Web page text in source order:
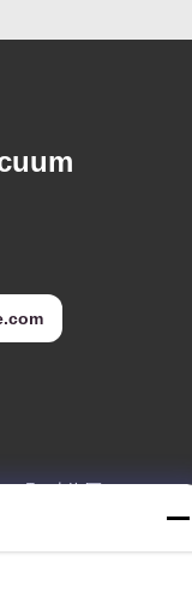
町、南海区、フォー